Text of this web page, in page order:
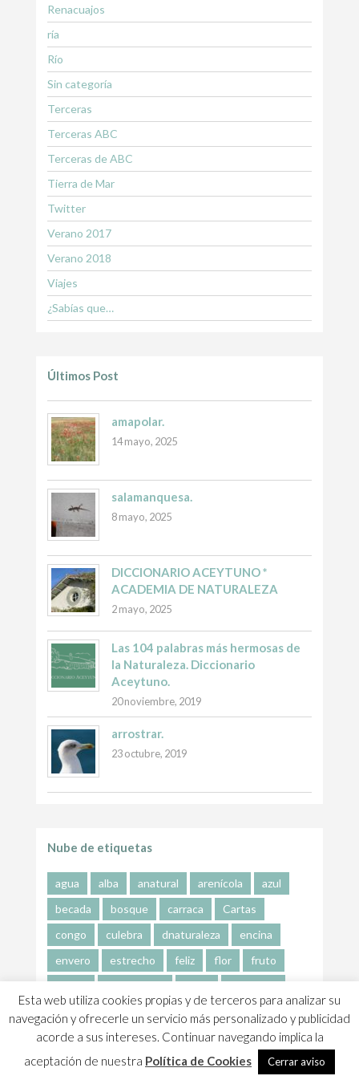
Renacuajos
ría
Río
Sin categoría
Terceras
Terceras ABC
Terceras de ABC
Tierra de Mar
Twitter
Verano 2017
Verano 2018
Viajes
¿Sabías que…
Últimos Post
amapolar.
14 mayo, 2025
salamanquesa.
8 mayo, 2025
DICCIONARIO ACEYTUNO *
ACADEMIA DE NATURALEZA
2 mayo, 2025
Las 104 palabras más hermosas de
la Naturaleza. Diccionario
Aceytuno.
20 noviembre, 2019
arrostrar.
23 octubre, 2019
Nube de etiquetas
agua alba anatural arenícola
azul
becada
bosque carraca
Cartas
congo
culebra dnaturaleza
encina
envero
estrecho feliz flor
fruto
frutos
golondrinas hojas
lavandera
lluvia
mar mariposas
motacilla
Naturaleza
nieve orca otoño
perdiz
ratonero
río sol sueño
tierra
Esta web utiliza cookies propias y de terceros para analizar su
navegación y ofrecerle un servicio más personalizado y publicidad
acorde a sus intereses. Continuar navegando implica la
aceptación de nuestra Política de Cookies Cerrar aviso